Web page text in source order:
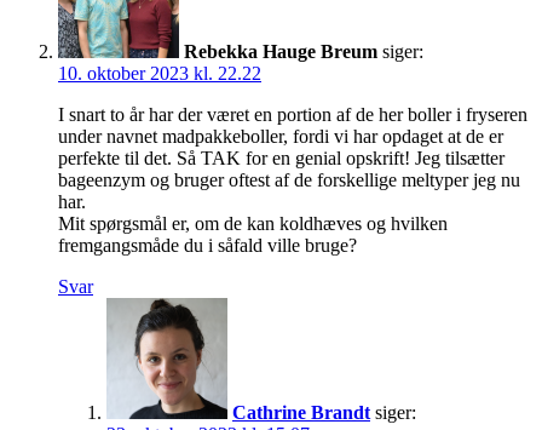
Rebekka Hauge Breum siger:
10. oktober 2023 kl. 22.22
I snart to år har der været en portion af de her boller i fryseren
under navnet madpakkeboller, fordi vi har opdaget at de er
perfekte til det. Så TAK for en genial opskrift! Jeg tilsætter
bageenzym og bruger oftest af de forskellige meltyper jeg nu
har.
Mit spørgsmål er, om de kan koldhæves og hvilken
fremgangsmåde du i såfald ville bruge?
Svar
Cathrine Brandt siger: